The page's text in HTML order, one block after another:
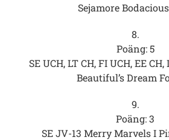
Sejamore
8.
Poäng: 5
SE UCH, LT CH, FI UCH, EE
Beautiful’s Dream
9.
Poäng: 3
SE JV-13 Merry Marvels I